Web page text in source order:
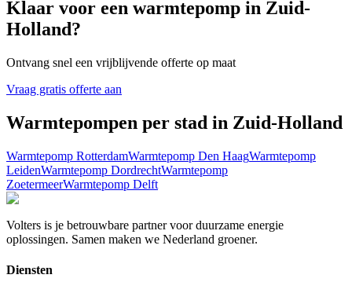
Klaar voor een warmtepomp in Zuid-
Holland?
Ontvang snel een vrijblijvende offerte op maat
Vraag gratis offerte aan
Warmtepompen per stad in Zuid-Holland
Warmtepomp RotterdamWarmtepomp Den HaagWarmtepomp
LeidenWarmtepomp DordrechtWarmtepomp
ZoetermeerWarmtepomp Delft
Volters is je betrouwbare partner voor duurzame energie
oplossingen. Samen maken we Nederland groener.
Diensten